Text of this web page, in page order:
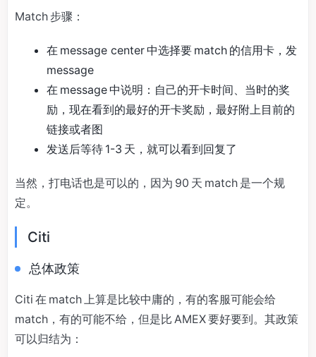
Match 步骤：
在 message center 中选择要 match 的信用卡，发
message
在 message 中说明：自己的开卡时间、当时的奖
励，现在看到的最好的开卡奖励，最好附上目前的
链接或者图
发送后等待 1-3 天，就可以看到回复了
当然，打电话也是可以的，因为 90 天 match 是一个规
定。
Citi
总体政策
Citi 在 match 上算是比较中庸的，有的客服可能会给
match，有的可能不给，但是比 AMEX 要好要到。其政策
可以归结为：